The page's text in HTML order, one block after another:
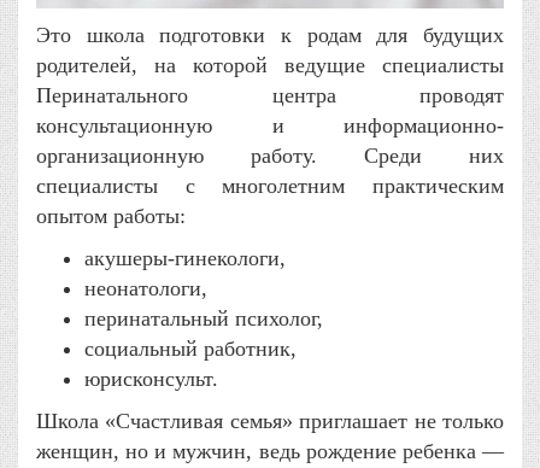
Это школа подготовки к родам для будущих
родителей, на которой ведущие специалисты
Перинатального центра проводят
консультационную и информационно-
организационную работу. Среди них
специалисты с многолетним практическим
опытом работы:
акушеры-гинекологи,
неонатологи,
перинатальный психолог,
социальный работник,
юрисконсульт.
Школа «Счастливая семья» приглашает не только
женщин, но и мужчин, ведь рождение ребенка —